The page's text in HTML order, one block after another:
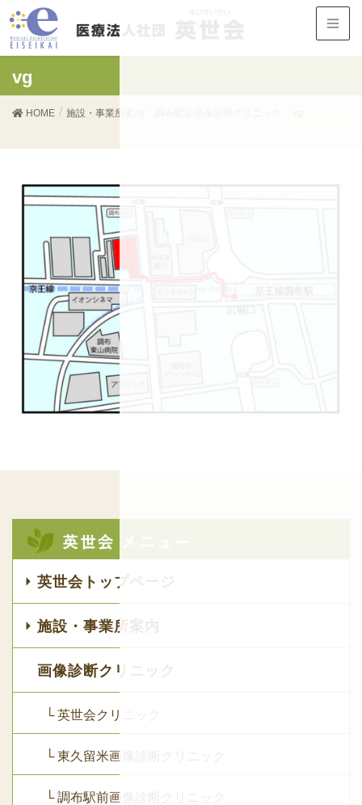
vg
HOME 施設・事業所案内
英世会トップページ
施設・事業所案内
画像診断クリニック
└ 英世会クリニック
└ 東久留米画像診断クリニック
└ 調布駅前画像診断クリニック